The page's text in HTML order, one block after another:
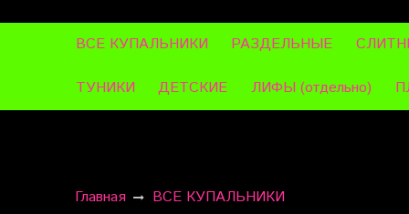
ВСЕ КУПАЛЬНИКИ РАЗДЕЛЬНЫЕ
ТУНИКИ ДЕТСКИЕ ЛИФЫ (отдельно)
Главная ВСЕ КУПАЛЬНИКИ